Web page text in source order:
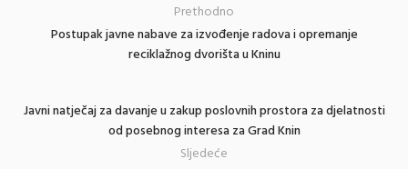
Postupak javne nabave za izvođenje radova i opremanje
reciklažnog dvorišta u Kninu
Prethodno
Javni natječaj za davanje u zakup poslovnih prostora za djelatnosti
od posebnog interesa za Grad Knin
Sljedeće